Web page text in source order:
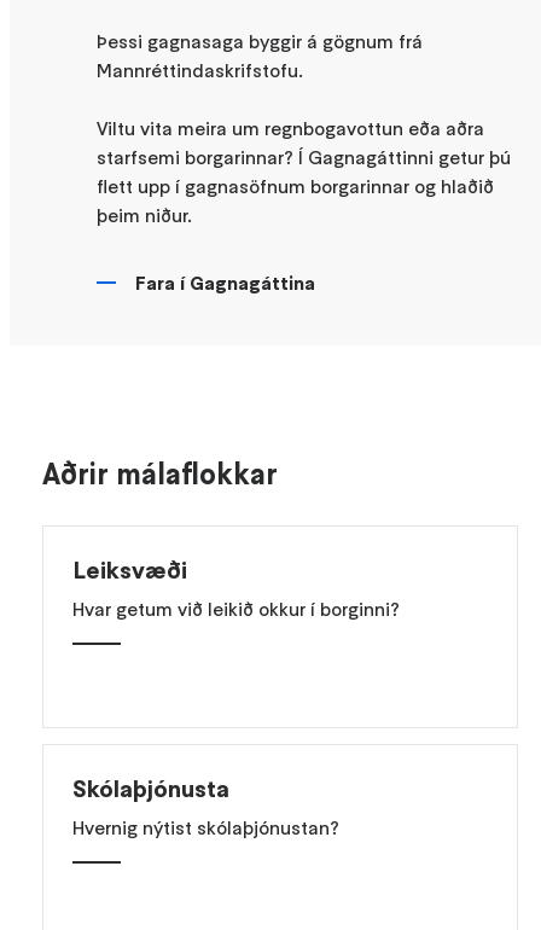
Þessi gagnasaga byggir á gögnum frá
Mannréttindaskrifstofu.
Viltu vita meira um regnbogavottun eða aðra
starfsemi borgarinnar? Í Gagnagáttinni getur þú
flett upp í gagnasöfnum borgarinnar og hlaðið
þeim niður.
Fara í Gagnagáttina
Aðrir málaflokkar
Leiksvæði
Hvar getum við leikið okkur í borginni?
Skólaþjónusta
Hvernig nýtist skólaþjónustan?